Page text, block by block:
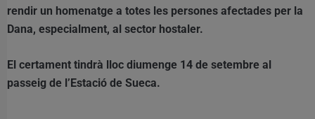
rendir un homenatge a totes les persones afectades per la
Dana, especialment, al sector hostaler.
El certament tindrà lloc diumenge 14 de setembre al
passeig de l’Estació de Sueca.